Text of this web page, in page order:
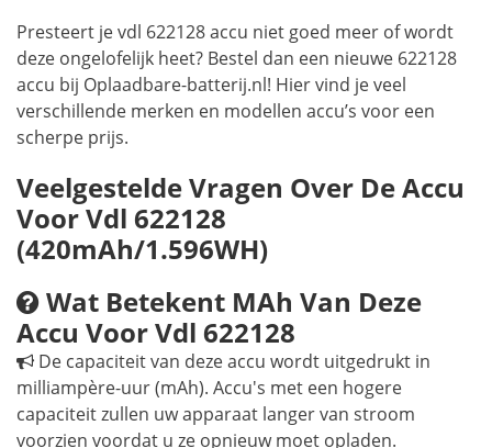
Presteert je vdl 622128 accu niet goed meer of wordt
deze ongelofelijk heet? Bestel dan een nieuwe 622128
accu bij Oplaadbare-batterij.nl! Hier vind je veel
verschillende merken en modellen accu’s voor een
scherpe prijs.
Veelgestelde Vragen Over De Accu
Voor Vdl 622128
(420mAh/1.596WH)
Wat Betekent MAh Van Deze
Accu Voor Vdl 622128
De capaciteit van deze accu wordt uitgedrukt in
milliampère-uur (mAh). Accu's met een hogere
capaciteit zullen uw apparaat langer van stroom
voorzien voordat u ze opnieuw moet opladen.